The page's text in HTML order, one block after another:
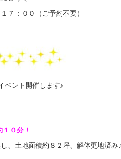
７：００（ご予約不要）
ベント開催します♪
０分！
、土地面積約８２坪、解体更地済み♪